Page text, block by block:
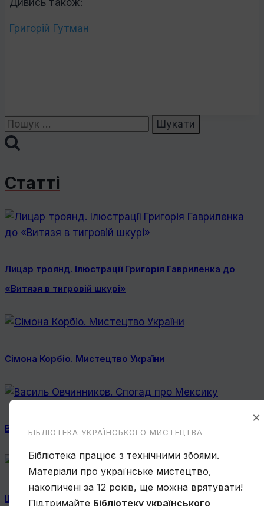
Дивись також:
Григорій Гутман
Пошук:
Статті
Лицар троянд. Ілюстрації Григорія Гавриленка до
«Витязя в тигровій шкурі»
Сімона Корбіо. Мистецтво України
Василь Овчинников. Спогад про Мексику
Ще один учень Нарбута і його «Енеїда»
×
БІБЛІОТЕКА УКРАЇНСЬКОГО МИСТЕЦТВА
Бібліотека працює з технічними збоями.
Матеріали про українське мистецтво,
накопичені за 12 років, ще можна врятувати!
Підтримайте Бібліотеку українського